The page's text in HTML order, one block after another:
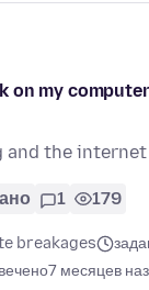
on my
and the
1 179
breakages
7 месяцев